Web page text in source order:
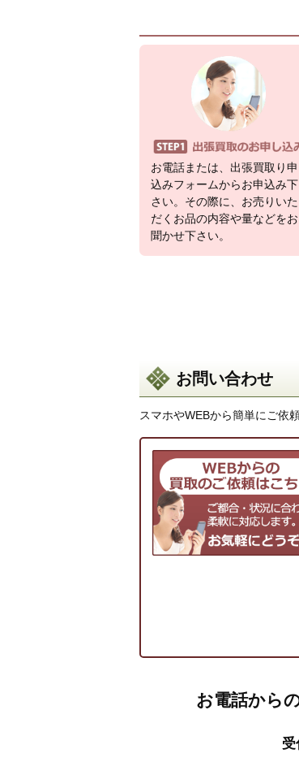
お電話または、出張買取り申
込みフォームからお申込み下
さい。その際に、お売りいた
だくお品の内容や量などをお
聞かせ下さい。
お問い合わせ
スマホやWEBから簡単にご依
お電話から
受